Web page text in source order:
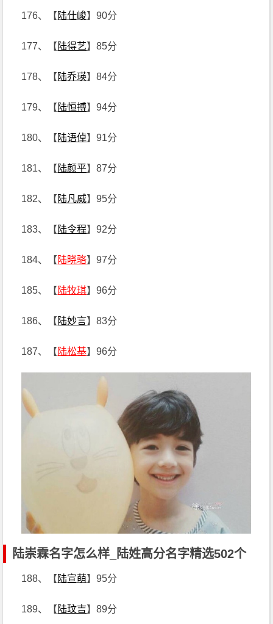
176、【陆仕峻】90分
177、【陆得艺】85分
178、【陆乔瑛】84分
179、【陆恒搏】94分
180、【陆语倬】91分
181、【陆颜平】87分
182、【陆凡威】95分
183、【陆令程】92分
184、【陆晓骆】97分
185、【陆牧琪】96分
186、【陆妙言】83分
187、【陆松基】96分
陆崇霖名字怎么样_陆姓高分名字精选502个
188、【陆宣萌】95分
189、【陆玟吉】89分